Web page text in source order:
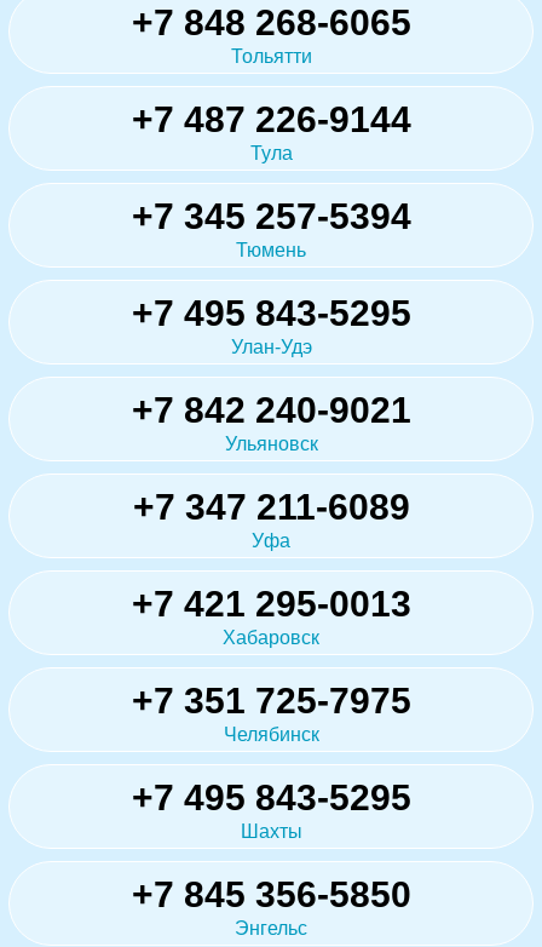
+7 848 268-6065
Тольятти
+7 487 226-9144
Тула
+7 345 257-5394
Тюмень
+7 495 843-5295
Улан-Удэ
+7 842 240-9021
Ульяновск
+7 347 211-6089
Уфа
+7 421 295-0013
Хабаровск
+7 351 725-7975
Челябинск
+7 495 843-5295
Шахты
+7 845 356-5850
Энгельс